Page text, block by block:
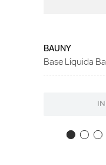
BAUNY
Base Líquida